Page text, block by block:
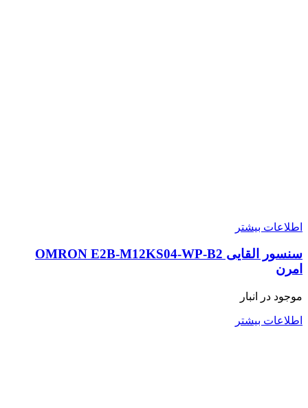
اطلاعات بیشتر
سنسور القایی OMRON E2B-M12KS04-WP-B2
امرن
موجود در انبار
اطلاعات بیشتر